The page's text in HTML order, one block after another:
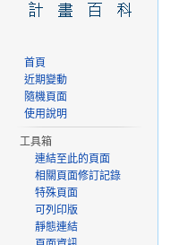
首頁
近期變動
隨機頁面
使用說明
工具箱
連結至此的頁面
相關頁面修訂記錄
特殊頁面
可列印版
靜態連結